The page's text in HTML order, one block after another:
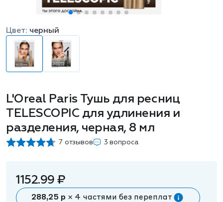
L'Oreal Paris Тушь для ресниц
TELESCOPIC для удлинения и
разделения, черная, 8 мл
7 отзывов 3 вопроса
Цвет: черный
1152.99 ₽
288,25 р × 4 частями без переплат